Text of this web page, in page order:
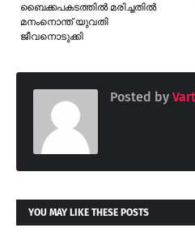
ബൈക്കപകടത്തിൽ മരിച്ചതിൽ
മനംനൊന്ത് യുവതി
ജീവനൊടുക്കി
Posted by
YOU MAY LIKE THESE POSTS